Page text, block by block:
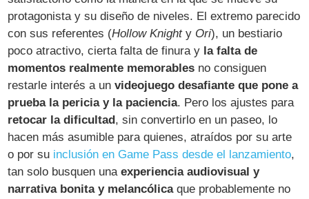
protagonista y su diseño de niveles. El extremo parecido
con sus referentes (Hollow Knighty Ori), un bestiario
poco atractivo, cierta falta de finura y la falta de
momentos realmente memorables no consiguen
restarle interés a unvideojuego desafiante que pone a
prueba la pericia y la paciencia. Pero los ajustes para
retocar la dificultad , sin convertirlo en un paseo, lo
hacen más asumible para quienes, atraídos por su arte
o por su inclusión en Game Pass desde el lanzamiento,
tan solo busquen unaexperiencia audiovisual y
narrativa bonita y melancólicaque probablemente no